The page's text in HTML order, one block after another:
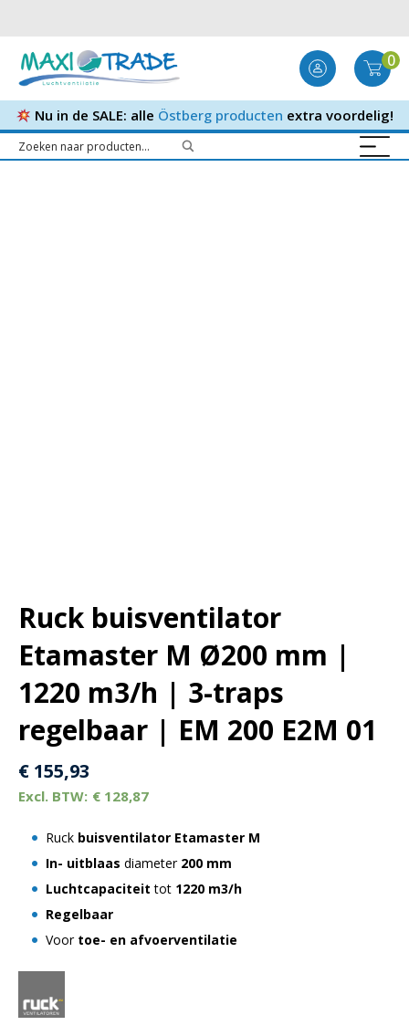
0
Nu in de SALE: alle Östberg producten extra voordelig!
Ruck buisventilator
Etamaster M Ø200 mm |
1220 m3/h | 3-traps
regelbaar | EM 200 E2M 01
€ 155,93
€ 128,87
Ruck buisventilator Etamaster M
In- uitblaas diameter 200 mm
Luchtcapaciteit tot 1220 m3/h
Regelbaar
Voor toe- en afvoerventilatie